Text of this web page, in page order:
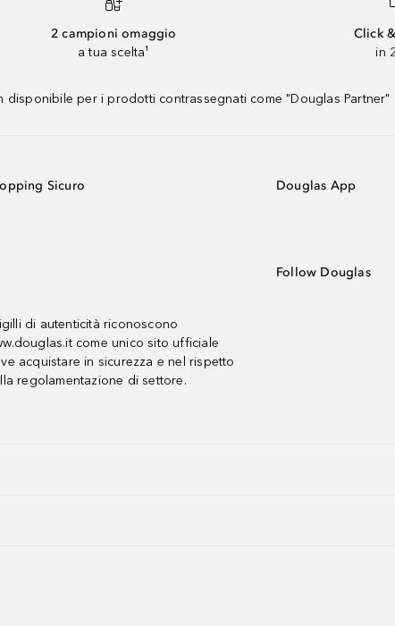
2 campioni omaggio
a tua scelta¹
Click
in
per i prodotti contrassegnati come "Douglas Partner"
Sicuro
di autenticità riconoscono
come unico sito ufficiale
acquistare in sicurezza e nel rispetto
regolamentazione di settore.
Douglas App
Follow Douglas